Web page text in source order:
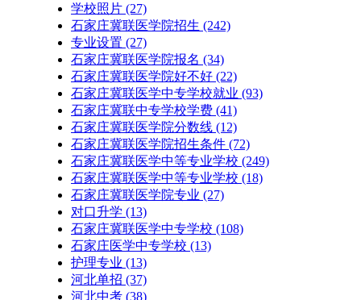
学校照片 (27)
石家庄冀联医学院招生 (242)
专业设置 (27)
石家庄冀联医学院报名 (34)
石家庄冀联医学院好不好 (22)
石家庄冀联医学中专学校就业 (93)
石家庄冀联中专学校学费 (41)
石家庄冀联医学院分数线 (12)
石家庄冀联医学院招生条件 (72)
石家庄冀联医学中等专业学校 (249)
石家庄冀联医学中等专业学校​ (18)
石家庄冀联医学院专业 (27)
对口升学 (13)
石家庄冀联医学中专学校 (108)
石家庄医学中专学校 (13)
护理专业 (13)
河北单招 (37)
河北中考 (38)